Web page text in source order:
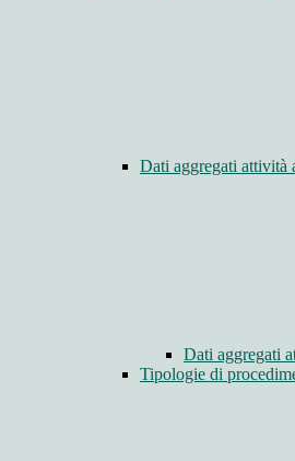
Dati aggregati attività
Dati aggregati
Tipologie di